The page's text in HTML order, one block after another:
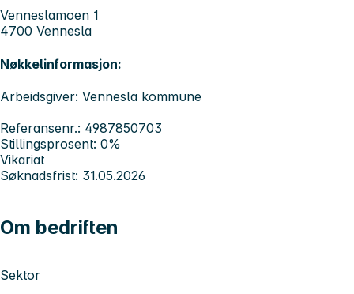
Venneslamoen 1
4700 Vennesla
Nøkkelinformasjon:
Arbeidsgiver: Vennesla kommune
Referansenr.: 4987850703
Stillingsprosent: 0%
Vikariat
Søknadsfrist: 31.05.2026
Om bedriften
Sektor